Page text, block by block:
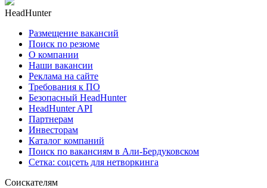
HeadHunter
Размещение вакансий
Поиск по резюме
О компании
Наши вакансии
Реклама на сайте
Требования к ПО
Безопасный HeadHunter
HeadHunter API
Партнерам
Инвесторам
Каталог компаний
Поиск по вакансиям в Али-Бердуковском
Сетка: соцсеть для нетворкинга
Соискателям